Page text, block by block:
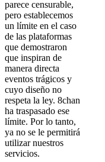
parece censurable,
pero establecemos
un límite en el caso
de las plataformas
que demostraron
que inspiran de
manera directa
eventos trágicos y
cuyo diseño no
respeta la ley. 8chan
ha traspasado ese
límite. Por lo tanto,
ya no se le permitirá
utilizar nuestros
servicios.